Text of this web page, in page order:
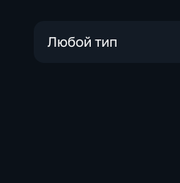
Любой тип